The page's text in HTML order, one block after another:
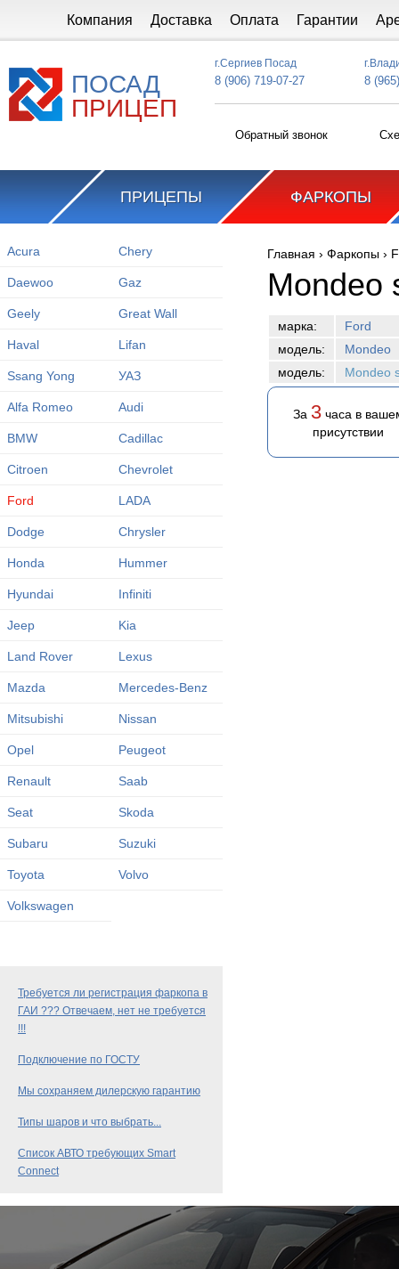
Компания Доставка Оплата Гарантии
ПОСАД
ПРИЦЕП
г.Сергиев Посад
8 (906) 719-07-27 8
Обратный звонок
ПРИЦЕПЫ ФАРКОПЫ
Acura Chery
Daewoo Gaz
Geely Great Wall
Haval Lifan
Ssang Yong УАЗ
Alfa Romeo Audi
BMW Cadillac
Citroen Chevrolet
Ford LADA
Dodge Chrysler
Honda Hummer
Hyundai Infiniti
Jeep Kia
Land Rover Lexus
Mazda Mercedes-Benz
Mitsubishi Nissan
Opel Peugeot
Renault Saab
Seat Skoda
Subaru Suzuki
Toyota Volvo
Volkswagen
Требуется ли регистрация фаркопа в
ГАИ ??? Отвечаем, нет не требуется
!!!
Подключение по ГОСТУ
Мы сохраняем дилерскую гарантию
Типы шаров и что выбрать...
Список АВТО требующих Smart
Connect
Вы здесь
Главная › Фаркопы ›
Mondeo
марка:
Ford
модель:
Mondeo
модель:
Mondeo
За 3часа в
присутствии